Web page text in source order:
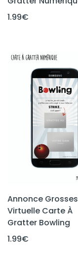
1.99€
Annonce
Virtuelle Carte À
Gratter Bowling
1.99€